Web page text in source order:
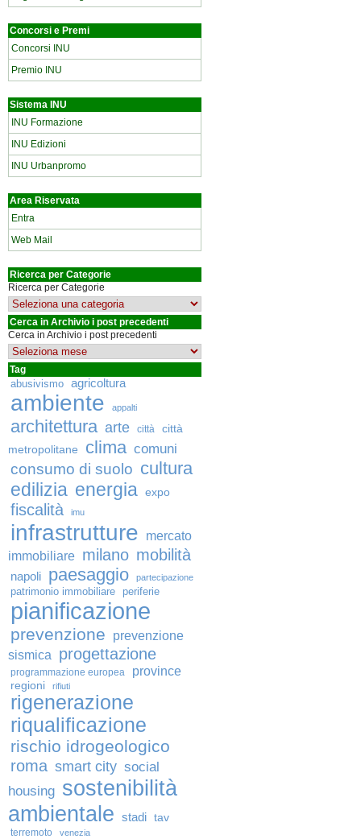
Concorsi e Premi
Concorsi INU
Premio INU
Sistema INU
INU Formazione
INU Edizioni
INU Urbanpromo
Area Riservata
Entra
Web Mail
Ricerca per Categorie
Ricerca per Categorie
Cerca in Archivio i post precedenti
Cerca in Archivio i post precedenti
Tag
abusivismo agricoltura
ambiente appalti
architettura arte città
città
metropolitane
clima comuni
consumo di suolo cultura
edilizia energia expo
fiscalità imu
infrastrutture
mercato
immobiliare milano mobilità
napoli paesaggio partecipazione
patrimonio immobiliare periferie
pianificazione
prevenzione
prevenzione
sismica
progettazione
programmazione europea province
regioni rifiuti
rigenerazione
riqualificazione
rischio idrogeologico
roma smart city social
housing sostenibilità
ambientale stadi tav
terremoto venezia